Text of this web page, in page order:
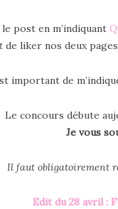
post en m’indiquant
de liker nos deux
important de
Le concours débute
Je vous
Il faut obligatoirement
Edit du 28 avril :